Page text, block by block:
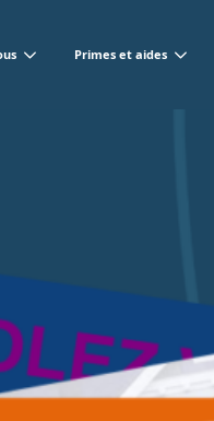
Primes et aides